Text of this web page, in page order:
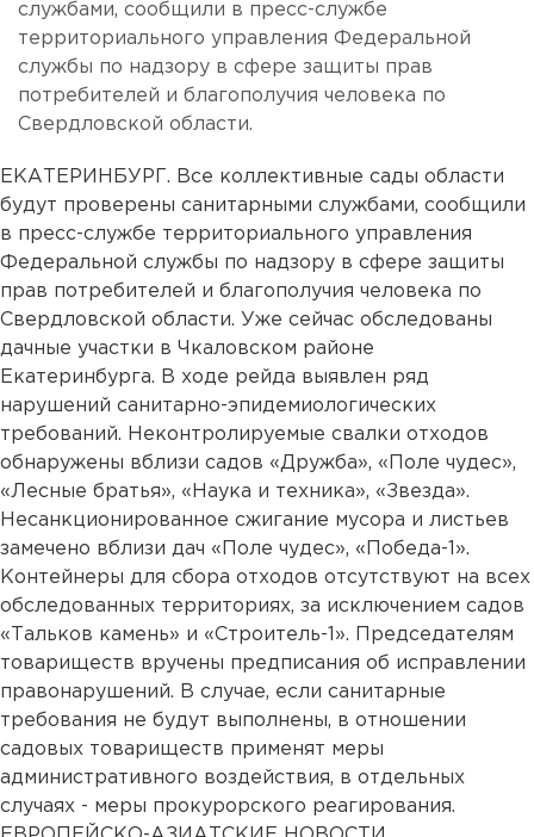
службами, сообщили в пресс-службе
территориального управления Федеральной
службы по надзору в сфере защиты прав
потребителей и благополучия человека по
Свердловской области.
ЕКАТЕРИНБУРГ. Все коллективные сады области
будут проверены санитарными службами, сообщили
в пресс-службе территориального управления
Федеральной службы по надзору в сфере защиты
прав потребителей и благополучия человека по
Свердловской области. Уже сейчас обследованы
дачные участки в Чкаловском районе
Екатеринбурга. В ходе рейда выявлен ряд
нарушений санитарно-эпидемиологических
требований. Неконтролируемые свалки отходов
обнаружены вблизи садов «Дружба», «Поле чудес»,
«Лесные братья», «Наука и техника», «Звезда».
Несанкционированное сжигание мусора и листьев
замечено вблизи дач «Поле чудес», «Победа-1».
Контейнеры для сбора отходов отсутствуют на всех
обследованных территориях, за исключением садов
«Тальков камень» и «Строитель-1». Председателям
товариществ вручены предписания об исправлении
правонарушений. В случае, если санитарные
требования не будут выполнены, в отношении
садовых товариществ применят меры
административного воздействия, в отдельных
случаях - меры прокурорского реагирования.